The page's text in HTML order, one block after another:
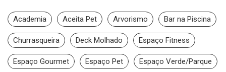
Academia Aceita Pet Arvorismo Bar na Piscina
Churrasqueira Deck Molhado Espaço Fitness
Espaço Gourmet Espaço Pet Espaço Verde/Parque